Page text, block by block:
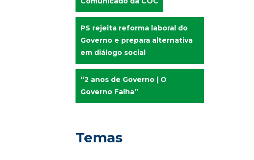
PS rejeita reforma laboral do
Governo e prepara alternativa
em diálogo social
“2 anos de Governo | O
Governo Falha”
Temas